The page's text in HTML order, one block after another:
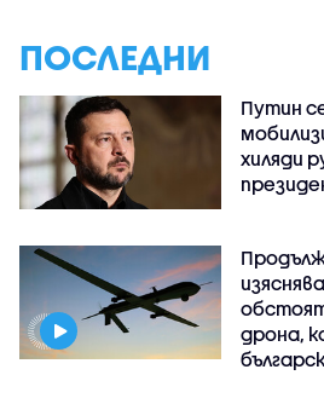
ПОСЛЕДНИ
Путин
хиляди
дрона,